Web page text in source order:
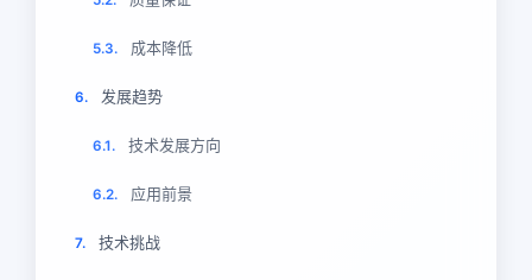
5.3. 成本降低
6. 发展趋势
6.1. 技术发展方向
6.2. 应用前景
7. 技术挑战